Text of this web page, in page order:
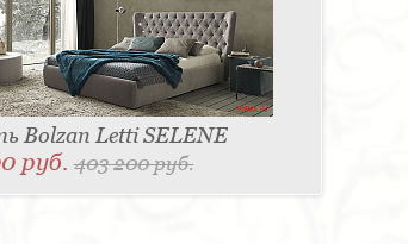
Bolzan Letti SELENE
руб.403 200 руб.